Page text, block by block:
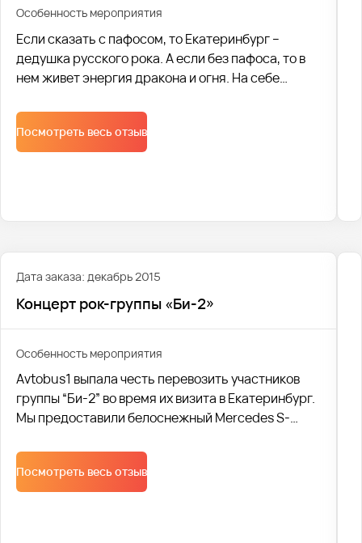
Особенность мероприятия
Если сказать с пафосом, то Екатеринбург –
дедушка русского рока. А если без пафоса, то в
нем живет энергия дракона и огня. На себе
наследия драконов участники крупнейшей
музыкальной вечеринки на Урале.
Посмотреть весь отзыв
Дата заказа: декабрь 2015
Концерт рок-группы «Би-2»
Особенность мероприятия
Avtobus1 выпала честь перевозить участников
группы “Би-2” во время их визита в Екатеринбург.
Мы предоставили белоснежный Mercedes S-
максимально комфортно и полностью
организовали поездку.
Посмотреть весь отзыв